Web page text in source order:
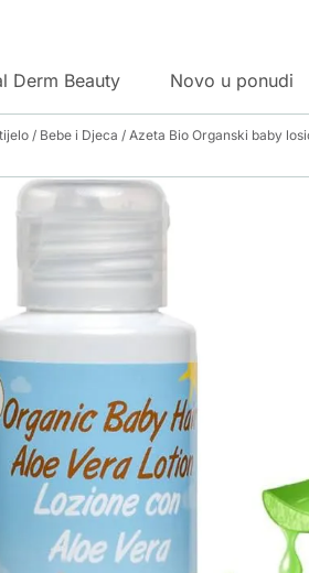
Derm Beauty Novo u ponudi
/ Bebe i Djeca / Azeta Bio Organski baby